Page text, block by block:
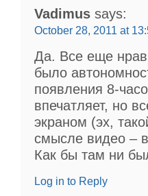
Vadimus says:
October 28, 2011 at
Да. Все еще
было
появления 8-
впечатляет, но
экраном (эх,
смысле видео –
Как бы там ни
Log in to Reply